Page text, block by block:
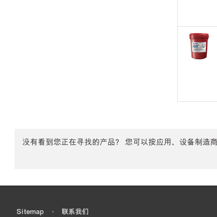
没有看到您正在寻找的产品？ 您可以按应用、设备制造
Sitemap • 联系我们